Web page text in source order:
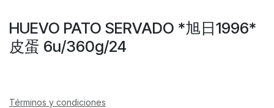
HUEVO PATO SERVADO *旭日1996*
皮蛋 6u/360g/24
Términos y condiciones